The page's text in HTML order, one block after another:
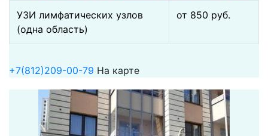
УЗИ лимфатических узлов
(одна область)
от 850 pуб.
+7(812)209-00-79 На карте